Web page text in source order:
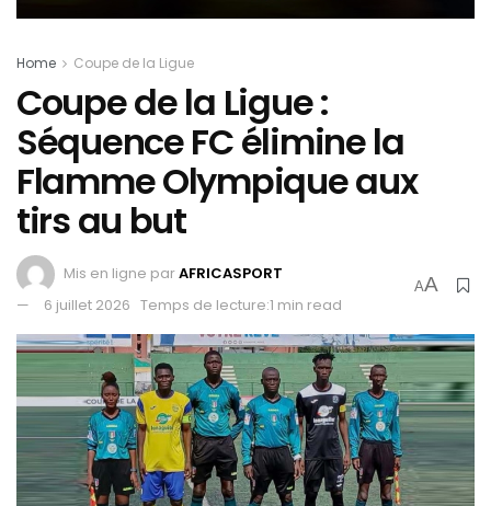
Home Coupe de la Ligue
Coupe de la Ligue :
Séquence FC élimine la
Flamme Olympique aux
tirs au but
Mis en ligne parAFRICASPORT
6 juillet 2026 Temps de lecture:1 min read
AA